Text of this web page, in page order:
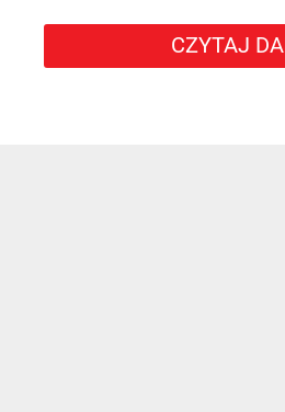
CZYTAJ